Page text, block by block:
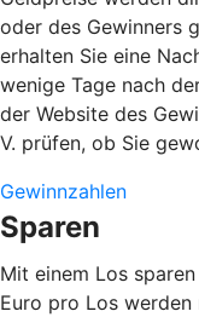
oder des Gewinners
erhalten Sie eine
wenige Tage nach
der Website des
V. prüfen, ob Sie
Gewinnzahlen
Sparen
Mit einem Los
Euro pro Los